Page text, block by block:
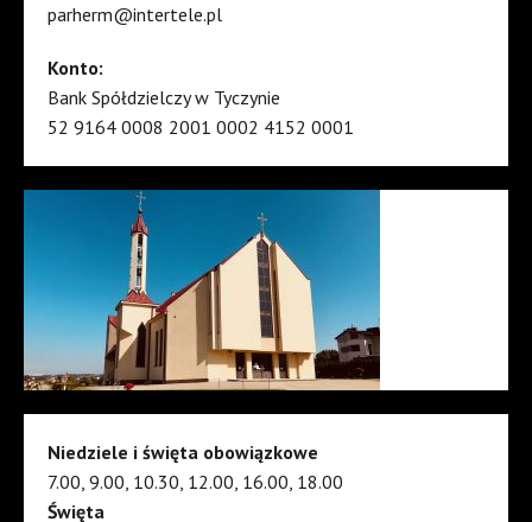
parherm@intertele.pl
Konto:
Bank Spółdzielczy w Tyczynie
52 9164 0008 2001 0002 4152 0001
Niedziele i święta obowiązkowe
7.00, 9.00, 10.30, 12.00, 16.00, 18.00
Święta